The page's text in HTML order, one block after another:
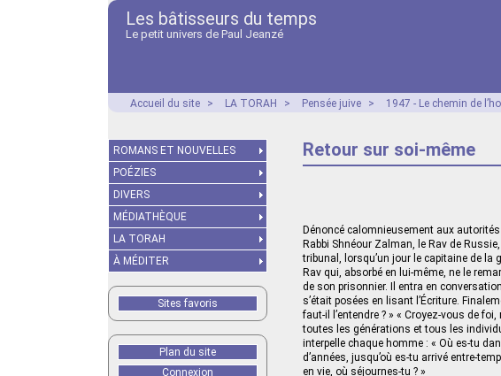
Les bâtisseurs du temps
Le petit univers de Paul Jeanzé
Accueil du site > LA TORAH > Pensée juive > 1947 - Le chemin de
Retour sur soi-même
Dénoncé calomnieusement aux
Rabbi Shnéour Zalman, le Rav de
tribunal, lorsqu’un jour le capitaine de la
Rav qui, absorbé en lui-même, ne le
de son prisonnier. Il entra en
s’était posées en lisant l’Écriture.
faut-il l’entendre ? » « Croyez-vous de
toutes les générations et tous les
interpelle chaque homme : « Où es-tu
d’années, jusqu’où es-tu arrivé entre-
en vie, où séjournes-tu ? »
ROMANS ET NOUVELLES
POÉZIES
DIVERS
MÉDIATHÈQUE
LA TORAH
À MÉDITER
Sites favoris
Plan du site
Connexion